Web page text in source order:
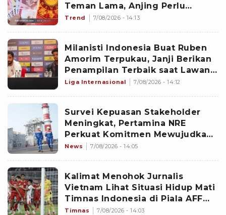
Teman Lama, Anjing Perlu
Waspada
Trend 7/08/2026 - 14:13
Milanisti Indonesia Buat Ruben
Amorim Terpukau, Janji Berikan
Penampilan Terbaik saat Lawan
Chelsea di GBK
Liga Internasional 7/08/2026 - 14:12
Survei Kepuasan Stakeholder
Meningkat, Pertamina NRE
Perkuat Komitmen Mewujudkan
Transisi Energi Berkelanjutan
News 7/08/2026 - 14:05
Kalimat Menohok Jurnalis
Vietnam Lihat Situasi Hidup Mati
Timnas Indonesia di Piala AFF
2026: Sulit tapi Garuda Bisa
Timnas 7/08/2026 - 14:03